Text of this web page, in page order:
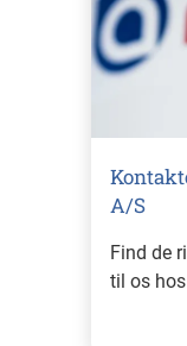
A/S
Find de
til os